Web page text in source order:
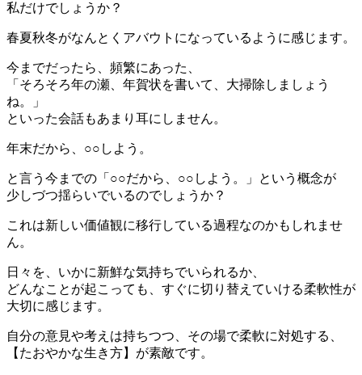
私だけでしょうか？
春夏秋冬がなんとくアバウトになっているように感じます。
今までだったら、頻繁にあった、
「そろそろ年の瀬、年賀状を書いて、大掃除しましょう
ね。」
といった会話もあまり耳にしません。
年末だから、○○しよう。
と言う今までの「○○だから、○○しよう。」という概念が
少しづつ揺らいでいるのでしょうか？
これは新しい価値観に移行している過程なのかもしれませ
ん。
日々を、いかに新鮮な気持ちでいられるか、
どんなことが起こっても、 すぐに切り替えていける柔軟性が
大切に感じます。
自分の意見や考えは持ちつつ、その場で柔軟に対処する、
【たおやかな生き方】が素敵です。